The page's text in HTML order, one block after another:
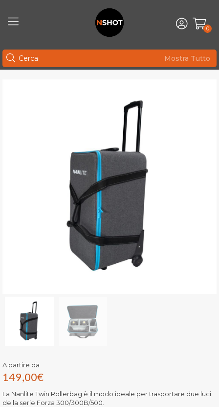
0
Mostra Tutto
A partire da
149,00€
La Nanlite Twin Rollerbag è il modo ideale per trasportare due luci
della serie Forza 300/300B/500.